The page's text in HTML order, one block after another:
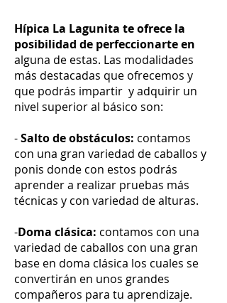
Hípica La Lagunita te ofrece la
posibilidad de perfeccionarte en
alguna de estas. Las modalidades
más destacadas que ofrecemos y
que podrás impartir y adquirir un
nivel superior al básico son:
-Salto de obstáculos: contamos
con una gran variedad de caballos y
ponis donde con estos podrás
aprender a realizar pruebas más
técnicas y con variedad de alturas.
-Doma clásica: contamos con una
variedad de caballos con una gran
base en doma clásica los cuales se
convertirán en unos grandes
compañeros para tu aprendizaje.